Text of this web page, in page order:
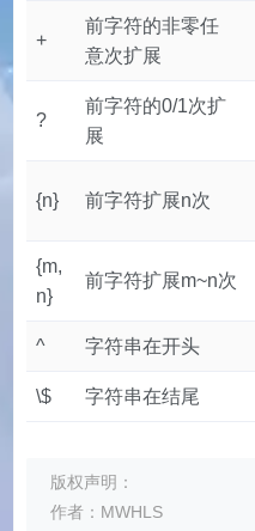
+
前字符的非零任
意次扩展
?
前字符的0/1次扩
展
{n} 前字符扩展n次
{m,
n}
前字符扩展m~n次
^ 字符串在开头
\$ 字符串在结尾
版权声明：
作者：MWHLS